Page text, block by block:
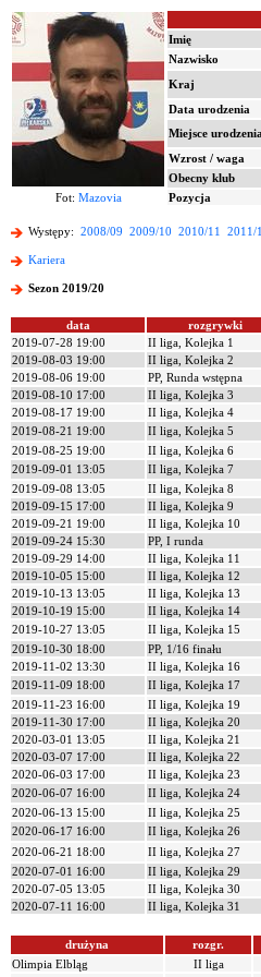
Imię
Nazwisko
Kraj
Data urodzenia
Miejsce urodzenia
Wzrost / waga
Obecny klub
Fot: Mazovia Pozycja
Występy: 2008/09 2009/10 2010/11 2011/
Kariera
Sezon 2019/20
data rozgrywki
2019-07-28 19:00
II liga, Kolejka 1
2019-08-03 19:00
II liga, Kolejka 2
2019-08-06 19:00
PP, Runda wstępna
2019-08-10 17:00
II liga, Kolejka 3
2019-08-17 19:00
II liga, Kolejka 4
2019-08-21 19:00
II liga, Kolejka 5
2019-08-25 19:00
II liga, Kolejka 6
2019-09-01 13:05
II liga, Kolejka 7
2019-09-08 13:05
II liga, Kolejka 8
2019-09-15 17:00
II liga, Kolejka 9
2019-09-21 19:00
II liga, Kolejka 10
2019-09-24 15:30
PP, I runda
2019-09-29 14:00
II liga, Kolejka 11
2019-10-05 15:00
II liga, Kolejka 12
2019-10-13 13:05
II liga, Kolejka 13
2019-10-19 15:00
II liga, Kolejka 14
2019-10-27 13:05
II liga, Kolejka 15
2019-10-30 18:00
PP, 1/16 finału
2019-11-02 13:30
II liga, Kolejka 16
2019-11-09 18:00
II liga, Kolejka 17
2019-11-23 16:00
II liga, Kolejka 19
2019-11-30 17:00
II liga, Kolejka 20
2020-03-01 13:05
II liga, Kolejka 21
2020-03-07 17:00
II liga, Kolejka 22
2020-06-03 17:00
II liga, Kolejka 23
2020-06-07 16:00
II liga, Kolejka 24
2020-06-13 15:00
II liga, Kolejka 25
2020-06-17 16:00
II liga, Kolejka 26
2020-06-21 18:00
II liga, Kolejka 27
2020-07-01 16:00
II liga, Kolejka 29
2020-07-05 13:05
II liga, Kolejka 30
2020-07-11 16:00
II liga, Kolejka 31
drużyna rozgr.
Olimpia Elbląg
II liga